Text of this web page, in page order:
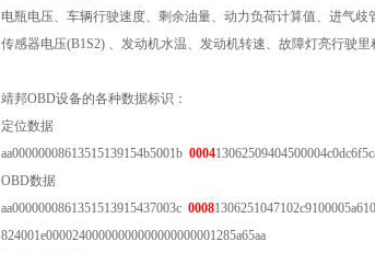
电瓶电压、车辆行驶速度、剩余油量、动力负荷计算值、进气
传感器电压(B1S2) 、发动机水温、发动机转速、故障灯亮行驶
靖邦OBD设备的各种数据标识：
定位数据
aa00000008613515139154b5001b 0004
OBD数据
aa0000000861351513915437003c 0008
824001e00002400000000000000000001285a65aa